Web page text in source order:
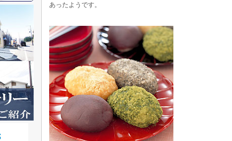
あったようです。